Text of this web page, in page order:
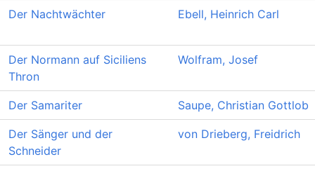
Der Nachtwächter Ebell, Heinrich Carl
Der Normann auf Siciliens
Thron
Wolfram, Josef
Der Samariter Saupe, Christian Gottlob
Der Sänger und der
Schneider
von Drieberg, Freidrich